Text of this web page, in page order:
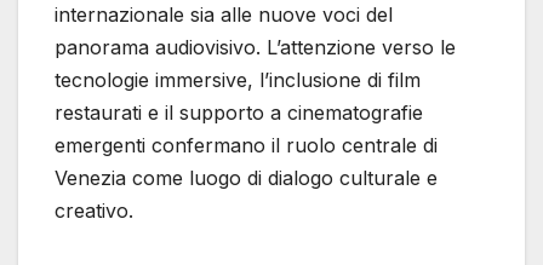
internazionale sia alle nuove voci del
panorama audiovisivo. L’attenzione verso le
tecnologie immersive, l’inclusione di film
restaurati e il supporto a cinematografie
emergenti confermano il ruolo centrale di
Venezia come luogo di dialogo culturale e
creativo.